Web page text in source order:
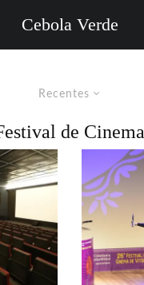
Cebola Verde
Recentes
de Cinema